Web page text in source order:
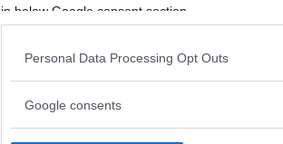
in below Google consent section.
Personal Data Processing Opt Outs
Google consents